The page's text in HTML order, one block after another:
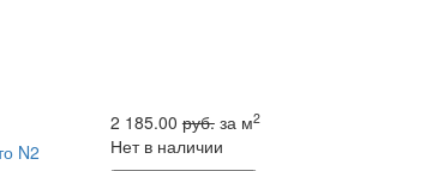
2 185.00руб.за м2
Нет в наличии